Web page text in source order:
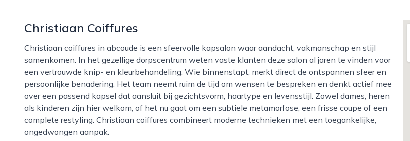
Christiaan Coiffures
Christiaan coiffures in abcoude is een sfeervolle kapsalon waar aandacht, vakmanschap en stijl
samenkomen. In het gezellige dorpscentrum weten vaste klanten deze salon al jaren te vinden voor
een vertrouwde knip- en kleurbehandeling. Wie binnenstapt, merkt direct de ontspannen sfeer en
persoonlijke benadering. Het team neemt ruim de tijd om wensen te bespreken en denkt actief mee
over een passend kapsel dat aansluit bij gezichtsvorm, haartype en levensstijl. Zowel dames, heren
als kinderen zijn hier welkom, of het nu gaat om een subtiele metamorfose, een frisse coupe of een
complete restyling. Christiaan coiffures combineert moderne technieken met een toegankelijke,
ongedwongen aanpak.